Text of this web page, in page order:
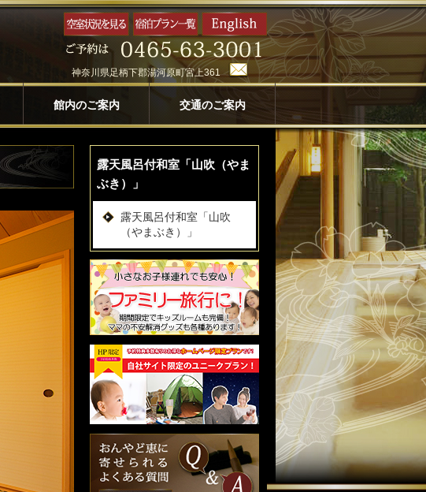
神奈川県足柄下郡湯河原町宮上361
館内のご案内 交通のご案内
露天風呂付和室「山吹（やま
ぶき）」
露天風呂付和室「山吹
（やまぶき）」